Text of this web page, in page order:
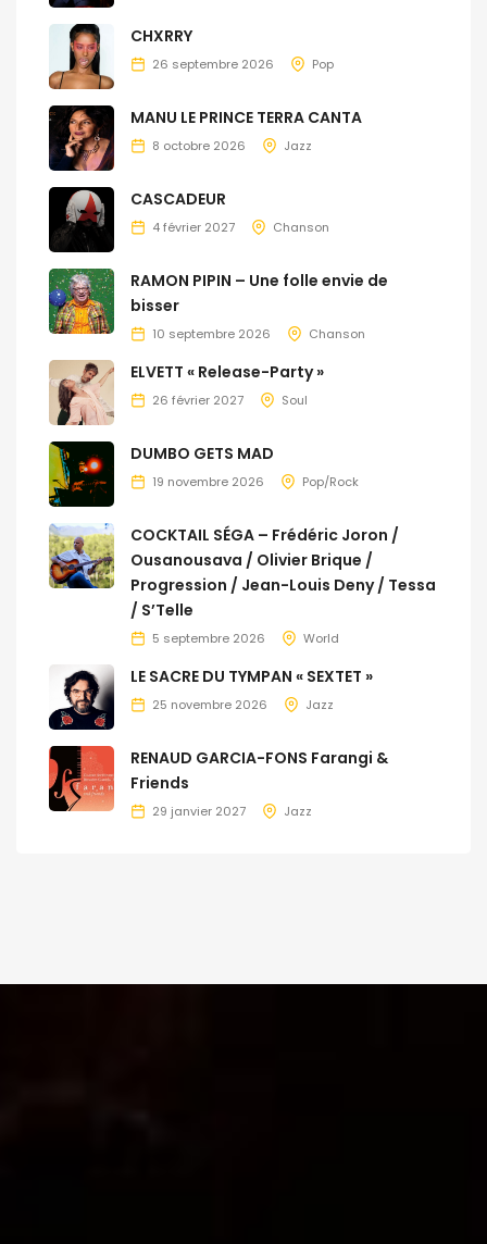
CHXRRY
26 septembre 2026 Pop
MANU LE PRINCE TERRA CANTA
8 octobre 2026 Jazz
CASCADEUR
4 février 2027 Chanson
RAMON PIPIN – Une folle envie de
bisser
10 septembre 2026 Chanson
ELVETT « Release-Party »
26 février 2027 Soul
DUMBO GETS MAD
19 novembre 2026 Pop/Rock
COCKTAIL SÉGA – Frédéric Joron /
Ousanousava / Olivier Brique /
Progression / Jean-Louis Deny / Tessa
/ S’Telle
5 septembre 2026 World
LE SACRE DU TYMPAN « SEXTET »
25 novembre 2026 Jazz
RENAUD GARCIA-FONS Farangi &
Friends
29 janvier 2027 Jazz